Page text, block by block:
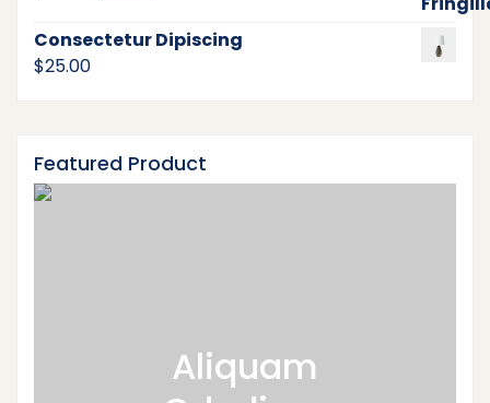
was:
is:
Consectetur Dipiscing
$25.00
Featured Product
Aliquam